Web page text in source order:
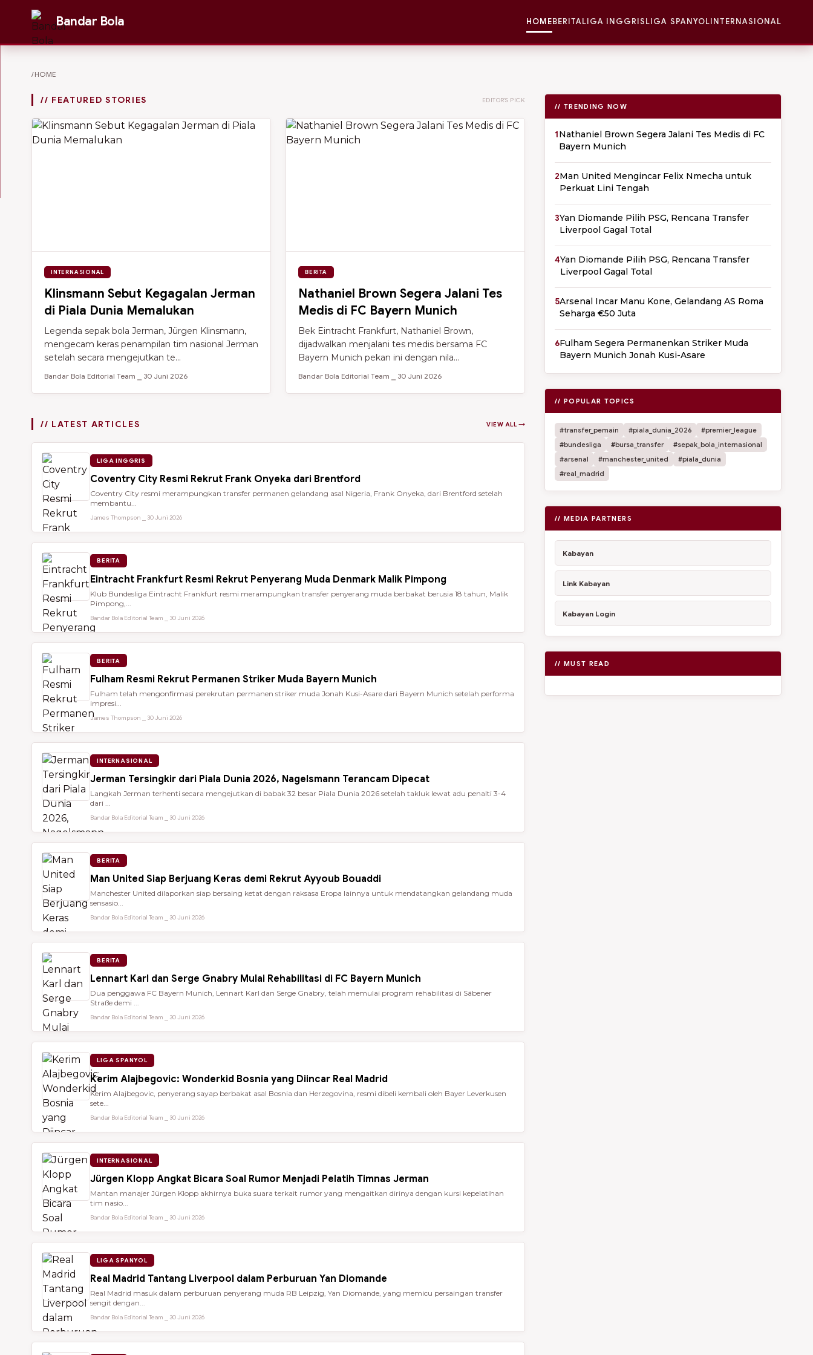
Bandar Bola HOMEBERITALIGA INGGRISLIGA SPANYOLINTERNASIONAL
/HOME
// FEATURED STORIES EDITOR'S PICK
INTERNASIONAL
Klinsmann Sebut Kegagalan Jerman
di Piala Dunia Memalukan
Legenda sepak bola Jerman, Jürgen Klinsmann,
mengecam keras penampilan tim nasional Jerman
setelah secara mengejutkan te...
Bandar Bola Editorial Team ⎯ 30 Juni 2026
BERITA
Nathaniel Brown Segera Jalani Tes
Medis di FC Bayern Munich
Bek Eintracht Frankfurt, Nathaniel Brown,
dijadwalkan menjalani tes medis bersama FC
Bayern Munich pekan ini dengan nila...
Bandar Bola Editorial Team ⎯ 30 Juni 2026
// LATEST ARTICLES VIEW ALL →
LIGA INGGRIS
Coventry City Resmi Rekrut Frank Onyeka dari Brentford
Coventry City resmi merampungkan transfer permanen gelandang asal Nigeria, Frank Onyeka, dari Brentford setelah
membantu...
James Thompson ⎯ 30 Juni 2026
BERITA
Eintracht Frankfurt Resmi Rekrut Penyerang Muda Denmark Malik Pimpong
Klub Bundesliga Eintracht Frankfurt resmi merampungkan transfer penyerang muda berbakat berusia 18 tahun, Malik
Pimpong,...
Bandar Bola Editorial Team ⎯ 30 Juni 2026
BERITA
Fulham Resmi Rekrut Permanen Striker Muda Bayern Munich
Fulham telah mengonfirmasi perekrutan permanen striker muda Jonah Kusi-Asare dari Bayern Munich setelah performa
impresi...
James Thompson ⎯ 30 Juni 2026
INTERNASIONAL
Jerman Tersingkir dari Piala Dunia 2026, Nagelsmann Terancam Dipecat
Langkah Jerman terhenti secara mengejutkan di babak 32 besar Piala Dunia 2026 setelah takluk lewat adu penalti 3-4
dari ...
Bandar Bola Editorial Team ⎯ 30 Juni 2026
BERITA
Man United Siap Berjuang Keras demi Rekrut Ayyoub Bouaddi
Manchester United dilaporkan siap bersaing ketat dengan raksasa Eropa lainnya untuk mendatangkan gelandang muda
sensasio...
Bandar Bola Editorial Team ⎯ 30 Juni 2026
BERITA
Lennart Karl dan Serge Gnabry Mulai Rehabilitasi di FC Bayern Munich
Dua penggawa FC Bayern Munich, Lennart Karl dan Serge Gnabry, telah memulai program rehabilitasi di Säbener
Straße demi ...
Bandar Bola Editorial Team ⎯ 30 Juni 2026
LIGA SPANYOL
Kerim Alajbegovic: Wonderkid Bosnia yang Diincar Real Madrid
Kerim Alajbegovic, penyerang sayap berbakat asal Bosnia dan Herzegovina, resmi dibeli kembali oleh Bayer Leverkusen
sete...
Bandar Bola Editorial Team ⎯ 30 Juni 2026
INTERNASIONAL
Jürgen Klopp Angkat Bicara Soal Rumor Menjadi Pelatih Timnas Jerman
Mantan manajer Jürgen Klopp akhirnya buka suara terkait rumor yang mengaitkan dirinya dengan kursi kepelatihan
tim nasio...
Bandar Bola Editorial Team ⎯ 30 Juni 2026
LIGA SPANYOL
Real Madrid Tantang Liverpool dalam Perburuan Yan Diomande
Real Madrid masuk dalam perburuan penyerang muda RB Leipzig, Yan Diomande, yang memicu persaingan transfer
sengit dengan...
Bandar Bola Editorial Team ⎯ 30 Juni 2026
// TRENDING NOW
1Nathaniel Brown Segera Jalani Tes Medis di FC
Bayern Munich
2Man United Mengincar Felix Nmecha untuk
Perkuat Lini Tengah
3Yan Diomande Pilih PSG, Rencana Transfer
Liverpool Gagal Total
4Yan Diomande Pilih PSG, Rencana Transfer
Liverpool Gagal Total
5Arsenal Incar Manu Kone, Gelandang AS Roma
Seharga €50 Juta
6Fulham Segera Permanenkan Striker Muda
Bayern Munich Jonah Kusi-Asare
// POPULAR TOPICS
#transfer_pemain #piala_dunia_2026
#premier_league
#bundesliga
#bursa_transfer
#sepak_bola_internasional
#arsenal
#manchester_united
#piala_dunia
#real_madrid
// MEDIA PARTNERS
Kabayan
Link Kabayan
Kabayan Login
// MUST READ